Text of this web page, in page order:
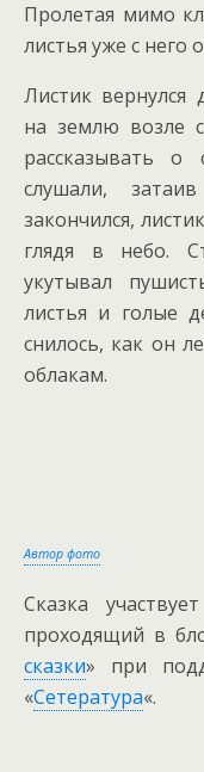
Пролетая мимо
листья уже с него
Листик вернулся
на землю возле
рассказывать о
слушали,
закончился,
глядя в небо.
укутывал
листья и голые
снилось, как он
облакам.
Автор фото
Сказка
проходящий в
сказки» при
«Сетература«.